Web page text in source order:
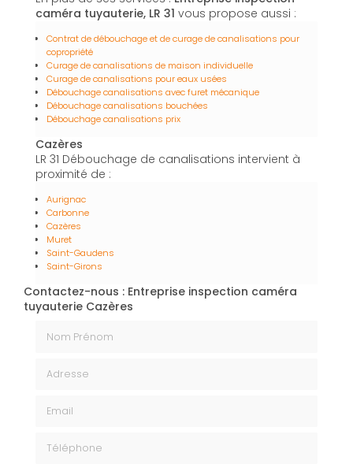
caméra tuyauterie, LR 31 vous propose aussi :
Contrat de débouchage et de curage de canalisations pour
copropriété
Curage de canalisations de maison individuelle
Curage de canalisations pour eaux usées
Débouchage canalisations avec furet mécanique
Débouchage canalisations bouchées
Débouchage canalisations prix
Cazères
LR 31 Débouchage de canalisations intervient à
proximité de :
Aurignac
Carbonne
Cazères
Muret
Saint-Gaudens
Saint-Girons
Contactez-nous : Entreprise inspection caméra
tuyauterie Cazères